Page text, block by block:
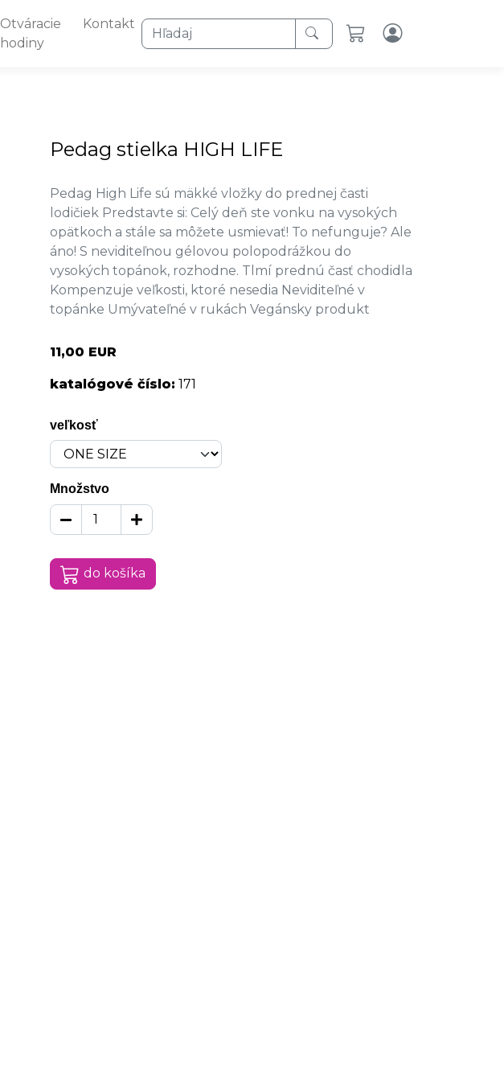
Otváracie
hodiny
Kontakt Hľadaj
Pedag stielka HIGH LIFE
Pedag High Life sú mäkké vložky do prednej časti
lodičiek Predstavte si: Celý deň ste vonku na vysokých
opätkoch a stále sa môžete usmievať! To nefunguje? Ale
áno! S neviditeľnou gélovou polopodrážkou do
vysokých topánok, rozhodne. Tlmí prednú časť chodidla
Kompenzuje veľkosti, ktoré nesedia Neviditeľné v
topánke Umývateľné v rukách Vegánsky produkt
11,00 EUR
katalógové číslo: 171
veľkosť
Množstvo
do košíka